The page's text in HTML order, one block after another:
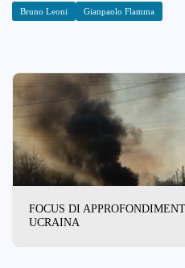
Bruno Leoni Gianpaolo Flamma
FOCUS DI
UCRAINA